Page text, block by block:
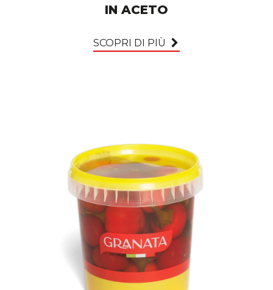
IN ACETO
SCOPRI DI PIÙ